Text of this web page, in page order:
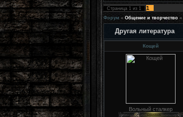
Страница 1 из 1 1
Форум » Общение и творчество »
Другая литература
Кощей
Вольный сталкер